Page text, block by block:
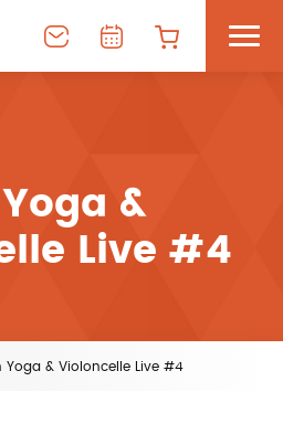
&
Live #4
Yoga & Violoncelle Live #4